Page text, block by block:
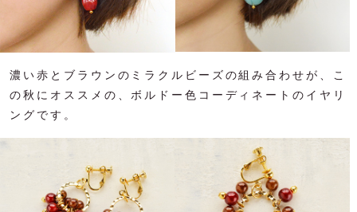
濃い赤とブラウンのミラクルビーズの組み合わせが、こ
の秋にオススメの、ボルドー色コーディネートのイヤリ
ングです。